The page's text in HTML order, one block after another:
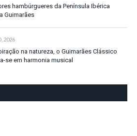
hambúrgueres da Península Ibérica
Guimarães
2026
na natureza, o Guimarães Clássico
se em harmonia musical